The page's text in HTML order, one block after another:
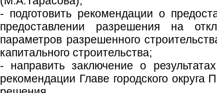
- подготовить рекомендации о
предоставлении разрешения на
параметров разрешенного
капитального строительства;
- направить заключение о
рекомендации Главе городского округа